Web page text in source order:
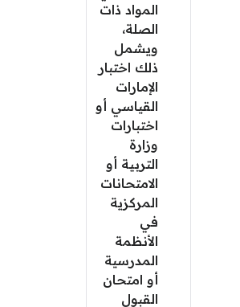
المواد ذات
الصلة،
ويشمل
ذلك اختبار
الإمارات
القياسي أو
اختبارات
وزارة
التربية أو
الامتحانات
المركزية
في
الأنظمة
المدرسية
أو امتحان
القبول